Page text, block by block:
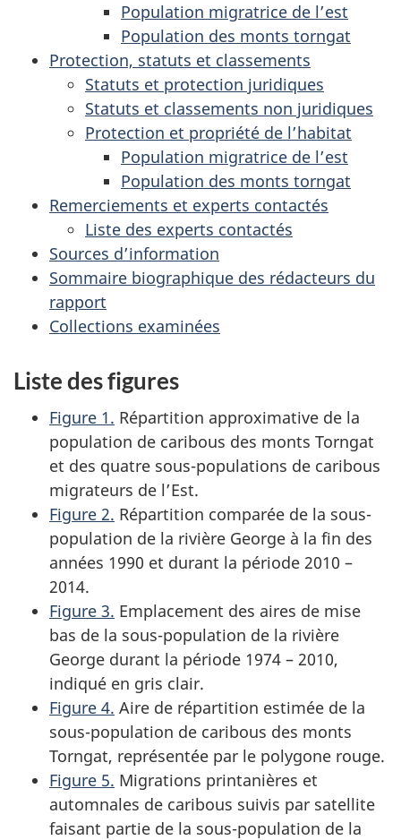
Population migratrice de l’est
Population des monts torngat
Protection, statuts et classements
Statuts et protection juridiques
Statuts et classements non juridiques
Protection et propriété de l’habitat
Population migratrice de l’est
Population des monts torngat
Remerciements et experts contactés
Liste des experts contactés
Sources d’information
Sommaire biographique des rédacteurs du
rapport
Collections examinées
Liste des figures
Figure 1. Répartition approximative de la
population de caribous des monts Torngat
et des quatre sous-populations de caribous
migrateurs de l’Est.
Figure 2. Répartition comparée de la sous-
population de la rivière George à la fin des
années 1990 et durant la période 2010 –
2014.
Figure 3. Emplacement des aires de mise
bas de la sous-population de la rivière
George durant la période 1974 – 2010,
indiqué en gris clair.
Figure 4. Aire de répartition estimée de la
sous-population de caribous des monts
Torngat, représentée par le polygone rouge.
Figure 5. Migrations printanières et
automnales de caribous suivis par satellite
faisant partie de la sous-population de la